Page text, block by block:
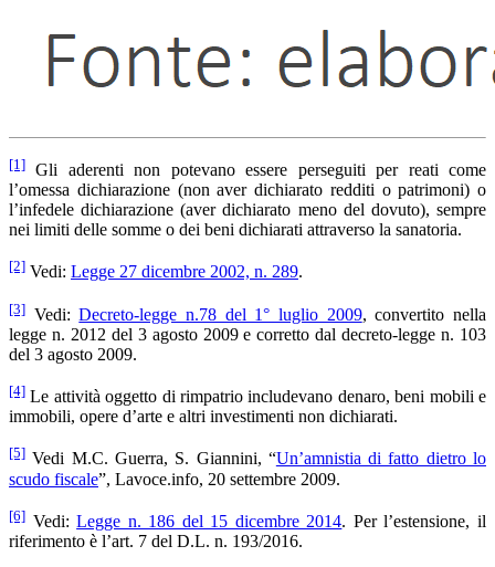
[1] Gli aderenti non potevano essere perseguiti per reati come
l’omessa dichiarazione (non aver dichiarato redditi o patrimoni) o
l’infedele dichiarazione (aver dichiarato meno del dovuto), sempre
nei limiti delle somme o dei beni dichiarati attraverso la sanatoria.
[2] Vedi: Legge 27 dicembre 2002, n. 289.
[3] Vedi:Decreto-legge n.78 del 1° luglio 2009, convertito nella
legge n. 2012 del 3 agosto 2009 e corretto dal decreto-legge n. 103
del 3 agosto 2009.
[4] Le attività oggetto di rimpatrio includevano denaro, beni mobili e
immobili, opere d’arte e altri investimenti non dichiarati.
[5] Vedi M.C. Guerra, S. Giannini, “Un’amnistia di fatto dietro lo
scudo fiscale”, Lavoce.info, 20 settembre 2009.
[6] Vedi:Legge n. 186 del 15 dicembre 2014. Per l’estensione, il
riferimento è l’art. 7 del D.L. n. 193/2016.